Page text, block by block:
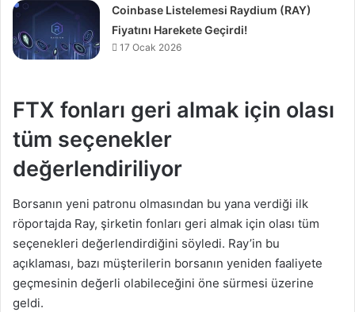
Coinbase Listelemesi Raydium (RAY)
Fiyatını Harekete Geçirdi!
17 Ocak 2026
FTX fonları geri almak için olası
tüm seçenekler
değerlendiriliyor
Borsanın yeni patronu olmasından bu yana verdiği ilk
röportajda Ray, şirketin fonları geri almak için olası tüm
seçenekleri değerlendirdiğini söyledi. Ray’in bu
açıklaması, bazı müşterilerin borsanın yeniden faaliyete
geçmesinin değerli olabileceğini öne sürmesi üzerine
geldi.